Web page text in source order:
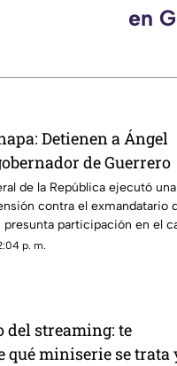
en
Detienen a Ángel
de Guerrero
de la República ejecutó una
contra el exmandatario
presunta participación en el
p. m.
del streaming: te
qué miniserie se trata